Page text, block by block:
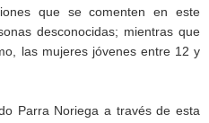
que se comenten en este
desconocidas; mientras que
las mujeres jóvenes entre 12 y
Parra Noriega a través de esta